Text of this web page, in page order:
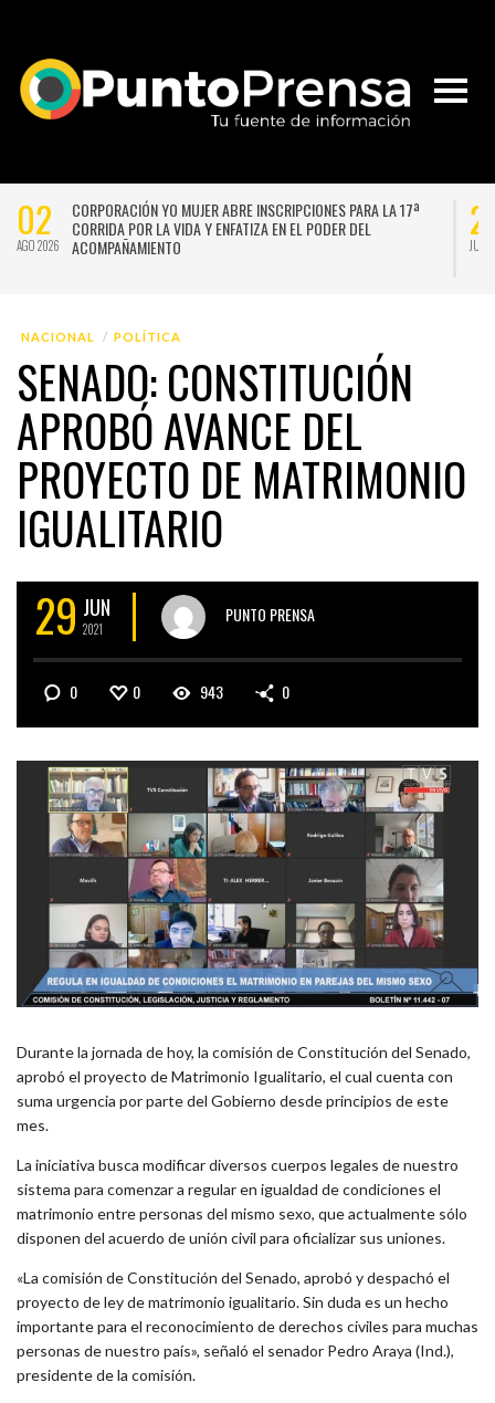
02
AGO 2026
CORPORACIÓN YO MUJER ABRE INSCRIPCIONES PARA LA 17ª
CORRIDA POR LA VIDA Y ENFATIZA EN EL PODER DEL
ACOMPAÑAMIENTO
JUL
NACIONAL POLÍTICA
SENADO: CONSTITUCIÓN
APROBÓ AVANCE DEL
PROYECTO DE MATRIMONIO
IGUALITARIO
29 JUN
2021
PUNTO PRENSA
0 0 943 0
Durante la jornada de hoy, la comisión de Constitución del Senado,
aprobó el proyecto de Matrimonio Igualitario, el cual cuenta con
suma urgencia por parte del Gobierno desde principios de este
mes.
La iniciativa busca modificar diversos cuerpos legales de nuestro
sistema para comenzar a regular en igualdad de condiciones el
matrimonio entre personas del mismo sexo, que actualmente sólo
disponen del acuerdo de unión civil para oficializar sus uniones.
«La comisión de Constitución del Senado, aprobó y despachó el
proyecto de ley de matrimonio igualitario. Sin duda es un hecho
importante para el reconocimiento de derechos civiles para muchas
personas de nuestro país», señaló el senador Pedro Araya (Ind.),
presidente de la comisión.